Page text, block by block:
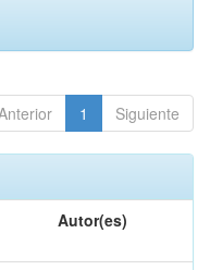
1 Siguiente
Autor(es)